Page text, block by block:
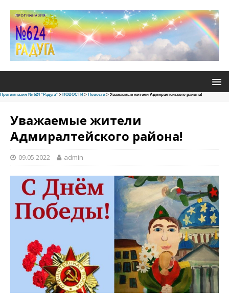
Прогимназия № 624 "Радуга" > НОВОСТИ > Новости > Уважаемые жители Адмиралтейского района!
Уважаемые жители
Адмиралтейского района!
09.05.2022 admin